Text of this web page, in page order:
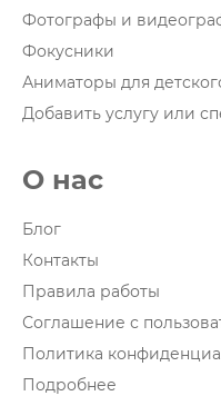
Фотографы и
Фокусники
Аниматоры для
Добавить услугу или
О нас
Блог
Контакты
Правила работы
Соглашение с
Политика
Подробнее